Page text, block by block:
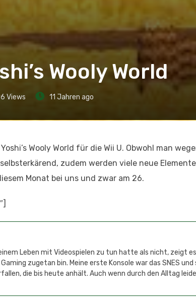
Wooly World
Views 11 Jahren ago
Wooly World für die Wii U. Obwohl man
zudem werden viele neue
Monat bei uns und zwar am 26.
Leben mit Videospielen zu tun hatte als nicht, zeigt
zugetan bin. Meine erste Konsole war das SNES
die bis heute anhält. Auch wenn durch den Alltag